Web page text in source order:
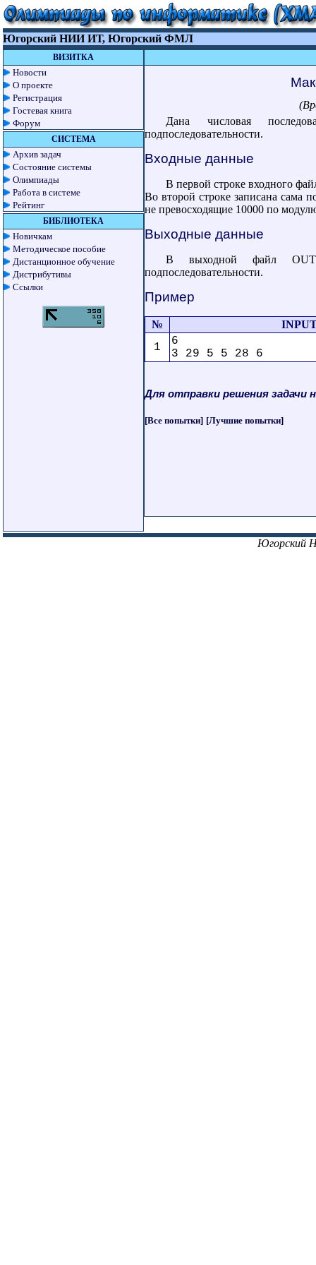
Югорский НИИ ИТ, Югорский ФМЛ
ВИЗИТКА
Новости
О проекте
Регистрация
Гостевая книга
Форум
СИСТЕМА
Архив задач
Состояние системы
Олимпиады
Работа в системе
Рейтинг
БИБЛИОТЕКА
Новичкам
Методическое пособие
Дистанционное обучение
Дистрибутивы
Ссылки
Дана числовая
подпоследовательности.
Входные данные
В первой строке входного
Во второй строке записана сама
не превосходящие 10000 по
Выходные данные
В выходной файл
подпоследовательности.
Пример
№
1
6
3 29 5 5 28 6
Для отправки решения задачи
[Все попытки] [Лучшие попытки]
Югорский